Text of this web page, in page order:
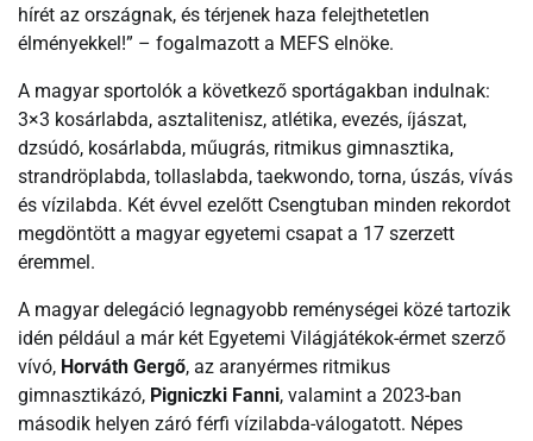
hírét az országnak, és térjenek haza felejthetetlen
élményekkel!” – fogalmazott a MEFS elnöke.
A magyar sportolók a következő sportágakban indulnak:
3×3 kosárlabda, asztalitenisz, atlétika, evezés, íjászat,
dzsúdó, kosárlabda, műugrás, ritmikus gimnasztika,
strandröplabda, tollaslabda, taekwondo, torna, úszás, vívás
és vízilabda. Két évvel ezelőtt Csengtuban minden rekordot
megdöntött a magyar egyetemi csapat a 17 szerzett
éremmel.
A magyar delegáció legnagyobb reménységei közé tartozik
idén például a már két Egyetemi Világjátékok-érmet szerző
vívó, Horváth Gergő, az aranyérmes ritmikus
gimnasztikázó, Pigniczki Fanni, valamint a 2023-ban
második helyen záró férfi vízilabda-válogatott. Népes